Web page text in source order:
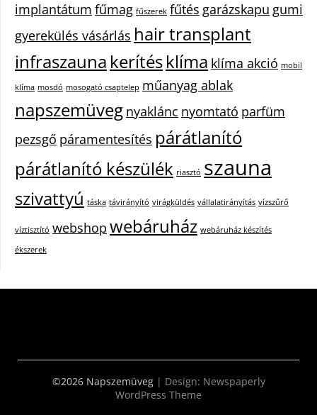
implantátum fűmag fűszerek fűtés garázskapu gumi
gyerekülés vásárlás hair transplant
infraszauna kerítésklíma klíma akció mobil
klíma mosdó mosogató csaptelep műanyag ablak
napszemüveg nyaklánc nyomtató parfüm
pezsgő páramentesítés párátlanító
párátlanító készülék riasztó szauna
szivattyú táska távirányító virágküldés vállalatirányítás vízszűrő
víztisztító webshop webáruház webáruház készítés
ékszerek
©2026 Napszemüveg | Design: Newspaperly
WordPress Theme